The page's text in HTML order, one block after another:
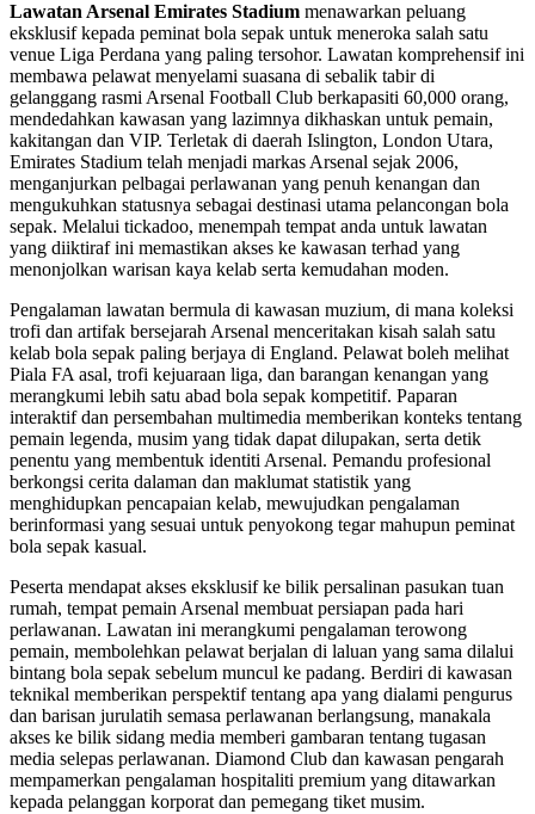
Lawatan Arsenal Emirates Stadium menawarkan peluang
eksklusif kepada peminat bola sepak untuk meneroka salah satu
venue Liga Perdana yang paling tersohor. Lawatan komprehensif ini
membawa pelawat menyelami suasana di sebalik tabir di
gelanggang rasmi Arsenal Football Club berkapasiti 60,000 orang,
mendedahkan kawasan yang lazimnya dikhaskan untuk pemain,
kakitangan dan VIP. Terletak di daerah Islington, London Utara,
Emirates Stadium telah menjadi markas Arsenal sejak 2006,
menganjurkan pelbagai perlawanan yang penuh kenangan dan
mengukuhkan statusnya sebagai destinasi utama pelancongan bola
sepak. Melalui tickadoo, menempah tempat anda untuk lawatan
yang diiktiraf ini memastikan akses ke kawasan terhad yang
menonjolkan warisan kaya kelab serta kemudahan moden.
Pengalaman lawatan bermula di kawasan muzium, di mana koleksi
trofi dan artifak bersejarah Arsenal menceritakan kisah salah satu
kelab bola sepak paling berjaya di England. Pelawat boleh melihat
Piala FA asal, trofi kejuaraan liga, dan barangan kenangan yang
merangkumi lebih satu abad bola sepak kompetitif. Paparan
interaktif dan persembahan multimedia memberikan konteks tentang
pemain legenda, musim yang tidak dapat dilupakan, serta detik
penentu yang membentuk identiti Arsenal. Pemandu profesional
berkongsi cerita dalaman dan maklumat statistik yang
menghidupkan pencapaian kelab, mewujudkan pengalaman
berinformasi yang sesuai untuk penyokong tegar mahupun peminat
bola sepak kasual.
Peserta mendapat akses eksklusif ke bilik persalinan pasukan tuan
rumah, tempat pemain Arsenal membuat persiapan pada hari
perlawanan. Lawatan ini merangkumi pengalaman terowong
pemain, membolehkan pelawat berjalan di laluan yang sama dilalui
bintang bola sepak sebelum muncul ke padang. Berdiri di kawasan
teknikal memberikan perspektif tentang apa yang dialami pengurus
dan barisan jurulatih semasa perlawanan berlangsung, manakala
akses ke bilik sidang media memberi gambaran tentang tugasan
media selepas perlawanan. Diamond Club dan kawasan pengarah
mempamerkan pengalaman hospitaliti premium yang ditawarkan
kepada pelanggan korporat dan pemegang tiket musim.